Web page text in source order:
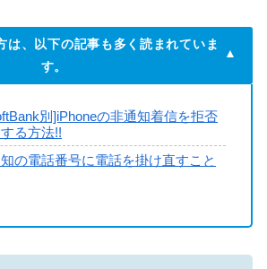
は、以下の記事も多く読まれていま
す。
別]iPhoneの非通知着信を拒否
る方法!!
の電話番号に電話を掛け直すこと